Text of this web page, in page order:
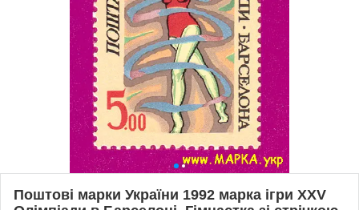
Поштові марки України 1992 марка ігри XXV